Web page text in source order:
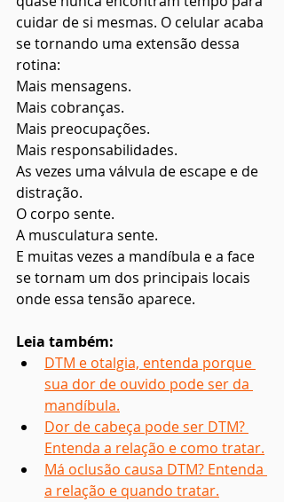
cuidar de si mesmas. O celular acaba
se tornando uma extensão dessa
rotina:
Mais mensagens.
Mais cobranças.
Mais preocupações.
Mais responsabilidades.
As vezes uma válvula de escape e de
distração.
O corpo sente.
A musculatura sente.
E muitas vezes a mandíbula e a face
se tornam um dos principais locais
onde essa tensão aparece.
Leia também:
DTM e otalgia, entenda porque
sua dor de ouvido pode ser da
mandíbula.
Dor de cabeça pode ser DTM?
Entenda a relação e como tratar.
Má oclusão causa DTM? Entenda
a relação e quando tratar.